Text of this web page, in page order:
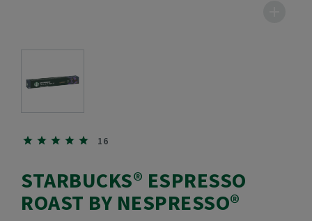
16
STARBUCKS® ESPRESSO
ROAST BY NESPRESSO®